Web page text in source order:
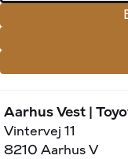
Aarhus Vest |
Vintervej 11
8210 Aarhus V